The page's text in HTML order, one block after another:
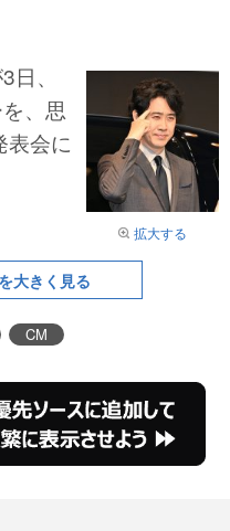
拡大する
日、
、思
表会に
大きく見る
CM